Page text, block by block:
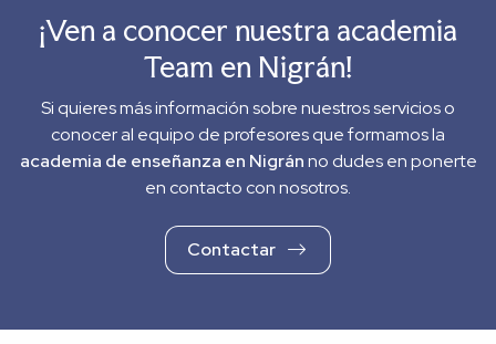
¡Ven a conocer nuestra academia
Team en Nigrán!
Si quieres más información sobre nuestros servicios o
conocer al equipo de profesores que formamos la
academia de enseñanza en Nigránno dudes en ponerte
en contacto con nosotros.
Contactar